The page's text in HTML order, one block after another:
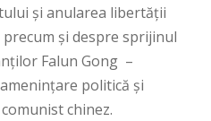
și anularea libertății
și despre sprijinul
Falun Gong –
politică și
chinez.